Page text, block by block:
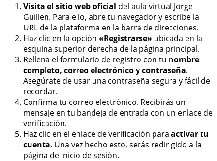
Visita el sitio web oficial del aula virtual Jorge
Guillen. Para ello, abre tu navegador y escribe la
URL de la plataforma en la barra de direcciones.
Haz clic en la opción «Registrarse» ubicada en la
esquina superior derecha de la página principal.
Rellena el formulario de registro con tu nombre
completo, correo electrónico y contraseña.
Asegúrate de usar una contraseña segura y fácil de
recordar.
Confirma tu correo electrónico. Recibirás un
mensaje en tu bandeja de entrada con un enlace de
verificación.
Haz clic en el enlace de verificación para activar tu
cuenta. Una vez hecho esto, serás redirigido a la
página de inicio de sesión.